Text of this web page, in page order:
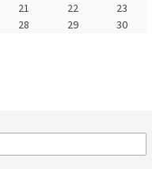
21 22
23
28 29
30